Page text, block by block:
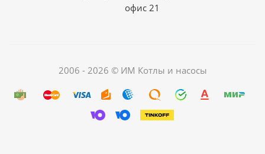
офис 21
2006 - 2026 © ИМ Котлы и насосы